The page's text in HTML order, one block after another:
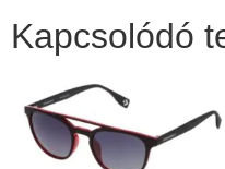
Kapcsolódó